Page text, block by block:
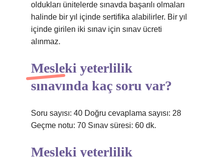
oldukları ünitelerde sınavda başarılı olmaları
halinde bir yıl içinde sertifika alabilirler. Bir yıl
içinde girilen iki sınav için sınav ücreti
alınmaz.
Mesleki yeterlilik
sınavında kaç soru var?
Soru sayısı: 40 Doğru cevaplama sayısı: 28
Geçme notu: 70 Sınav süresi: 60 dk.
Mesleki yeterlilik